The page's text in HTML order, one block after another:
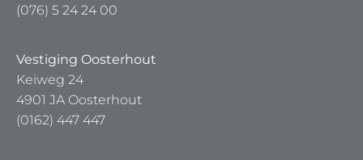
(076) 5 24 24 00
Vestiging Oosterhout
Keiweg 24
4901 JA Oosterhout
(0162) 447 447